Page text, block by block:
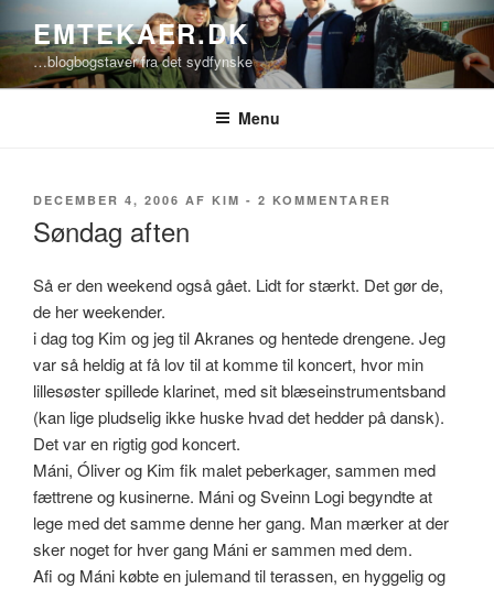
Videre
til
indhold
EMTEKAER.DK
…blogbogstaver fra det sydfynske
Menu
UDGIVET
DECEMBER 4, 2006 AF KIM - 2 KOMMENTARER
Søndag aften
Så er den weekend også gået. Lidt for stærkt. Det gør de,
de her weekender.
i dag tog Kim og jeg til Akranes og hentede drengene. Jeg
var så heldig at få lov til at komme til koncert, hvor min
lillesøster spillede klarinet, med sit blæseinstrumentsband
(kan lige pludselig ikke huske hvad det hedder på dansk).
Det var en rigtig god koncert.
Máni, Óliver og Kim fik malet peberkager, sammen med
fættrene og kusinerne. Máni og Sveinn Logi begyndte at
lege med det samme denne her gang. Man mærker at der
sker noget for hver gang Máni er sammen med dem.
Afi og Máni købte en julemand til terassen, en hyggelig og